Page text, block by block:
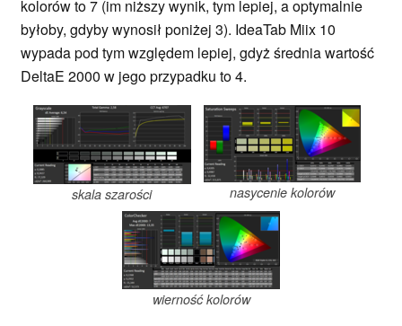
kolorów to 7 (im niższy wynik, tym lepiej, a optymalnie
byłoby, gdyby wynosił poniżej 3). IdeaTab Miix 10
wypada pod tym względem lepiej, gdyż średnia wartość
DeltaE 2000 w jego przypadku to 4.
skala szarości nasycenie kolorów
wierność kolorów